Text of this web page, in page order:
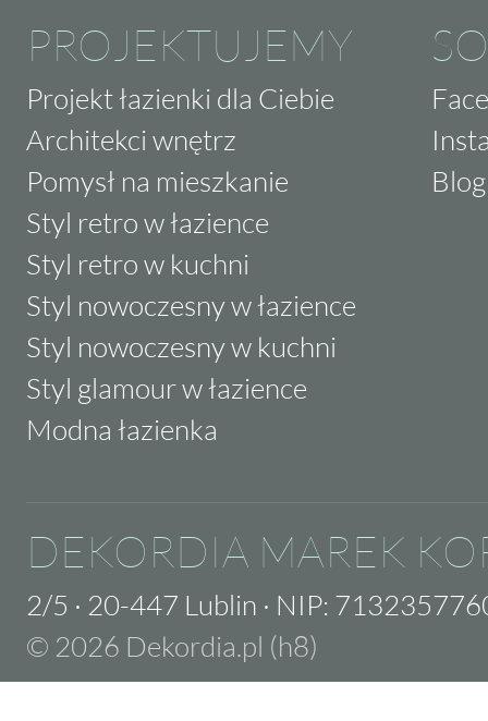
PROJEKTUJEMY
Projekt łazienki dla Ciebie
Architekci wnętrz
Pomysł na mieszkanie
Styl retro w łazience
Styl retro w kuchni
Styl nowoczesny w łazience
Styl nowoczesny w kuchni
Styl glamour w łazience
Modna łazienka
Blog
DEKORDIA MAREK
2/5 · 20-447 Lublin · NIP:
© 2026 Dekordia.pl (h8)